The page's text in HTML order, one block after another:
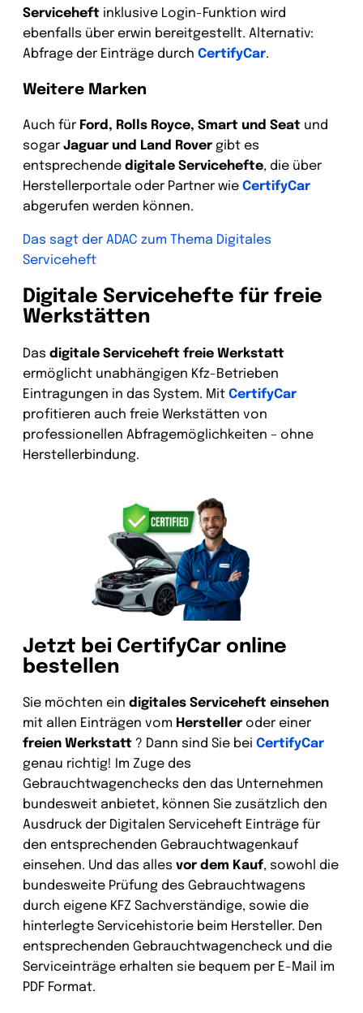
Serviceheft inklusive Login-Funktion wird
ebenfalls über erwin bereitgestellt. Alternativ:
Abfrage der Einträge durch CertifyCar.
Weitere Marken
Auch für Ford, Rolls Royce, Smart und Seat und
sogar Jaguar und Land Rover gibt es
entsprechende digitale Servicehefte, die über
Herstellerportale oder Partner wie CertifyCar
abgerufen werden können.
Das sagt der ADAC zum Thema Digitales
Serviceheft
Digitale Servicehefte für freie
Werkstätten
Das digitale Serviceheft freie Werkstatt
ermöglicht unabhängigen Kfz-Betrieben
Eintragungen in das System. Mit CertifyCar
profitieren auch freie Werkstätten von
professionellen Abfragemöglichkeiten – ohne
Herstellerbindung.
Jetzt bei CertifyCar online
bestellen
Sie möchten ein digitales Serviceheft einsehen
mit allen Einträgen vom Hersteller oder einer
freien Werkstatt ? Dann sind Sie bei CertifyCar
genau richtig! Im Zuge des
Gebrauchtwagenchecks den das Unternehmen
bundesweit anbietet, können Sie zusätzlich den
Ausdruck der Digitalen Serviceheft Einträge für
den entsprechenden Gebrauchtwagenkauf
einsehen. Und das alles vor dem Kauf, sowohl die
bundesweite Prüfung des Gebrauchtwagens
durch eigene KFZ Sachverständige, sowie die
hinterlegte Servicehistorie beim Hersteller. Den
entsprechenden Gebrauchtwagencheck und die
Serviceinträge erhalten sie bequem per E-Mail im
PDF Format.